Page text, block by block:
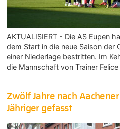
AKTUALISIERT - Die AS Eupen
dem Start in die neue Saison der
einer Niederlage bestritten. Im
die Mannschaft von Trainer
Zwölf Jahre nach
Jähriger gefasst